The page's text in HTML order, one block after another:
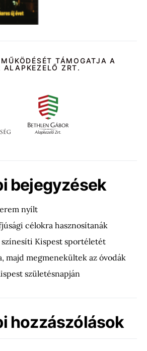
TÁMOGATJA A
ALAPKEZELŐ ZRT.
bejegyzések
nyílt
célokra hasznosítanák
színesíti Kispest sportéletét
majd megmenekültek az óvodák
születésnapján
hozzászólások